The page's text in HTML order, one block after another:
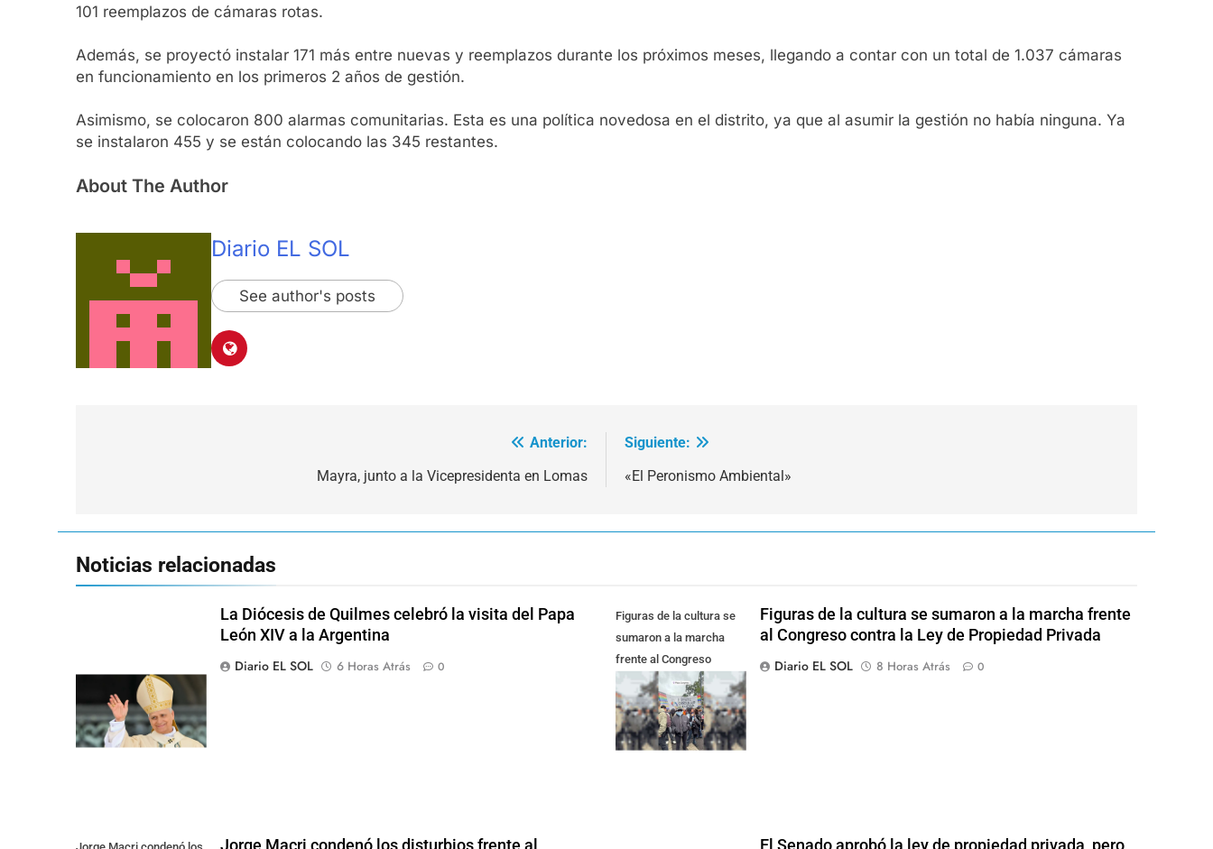
101 reemplazos de cámaras rotas.
Además, se proyectó instalar 171 más entre nuevas y reemplazos durante los próximos meses, llegando a contar con un total de 1.037 cámaras
en funcionamiento en los primeros 2 años de gestión.
Asimismo, se colocaron 800 alarmas comunitarias. Esta es una política novedosa en el distrito, ya que al asumir la gestión no había ninguna. Ya
se instalaron 455 y se están colocando las 345 restantes.
About The Author
Diario EL SOL
See author's posts
Anterior:
Mayra, junto a la Vicepresidenta en Lomas
Siguiente:
«El Peronismo Ambiental»
Noticias relacionadas
La Diócesis de Quilmes celebró la visita del Papa
León XIV a la Argentina
Diario EL SOL
6 Horas Atrás 0
Figuras de la cultura se
sumaron a la marcha
frente al Congreso
contra la Ley de
Propiedad Privada
Figuras de la cultura se sumaron a la marcha frente
al Congreso contra la Ley de Propiedad Privada
Diario EL SOL
8 Horas Atrás 0
Jorge Macri condenó los disturbios frente al El Senado aprobó la ley de propiedad privada, pero